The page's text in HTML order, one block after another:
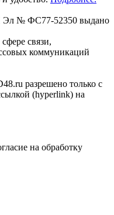
Эл № ФС77-52350 выдано
связи,
коммуникаций
разрешено только с
(hyperlink) на
на обработку